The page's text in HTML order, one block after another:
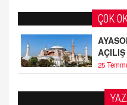
ÇOK
AÇILIŞ
25
AHMED